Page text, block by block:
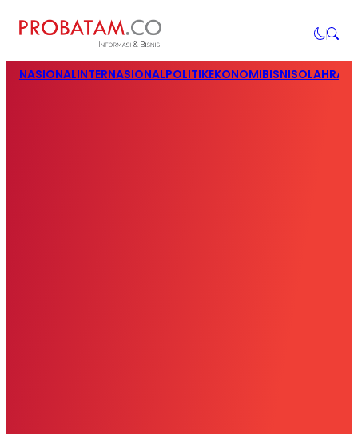
NASIONALINTERNASIONALPOLITIKEKONOMIBISNIS